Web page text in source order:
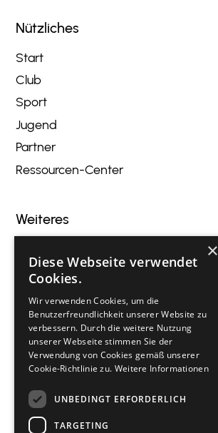
Nützliches
Start
Club
Sport
Jugend
Partner
Ressourcen-Center
Weiteres
Veranstaltungen
Gastronomie
Kontakt
Rechtliches
Impressum
×
Diese Webseite verwendet
Cookies.
Wir verwenden Cookies, um die
Benutzerfreundlichkeit unserer Website zu
verbessern. Durch die weitere Nutzung
unserer Webseite stimmen Sie der
Verwendung von Cookies gemäß unserer
Cookie-Richtlinie zu. Weitere Informationen
UNBEDINGT ERFORDERLICH
TARGETING